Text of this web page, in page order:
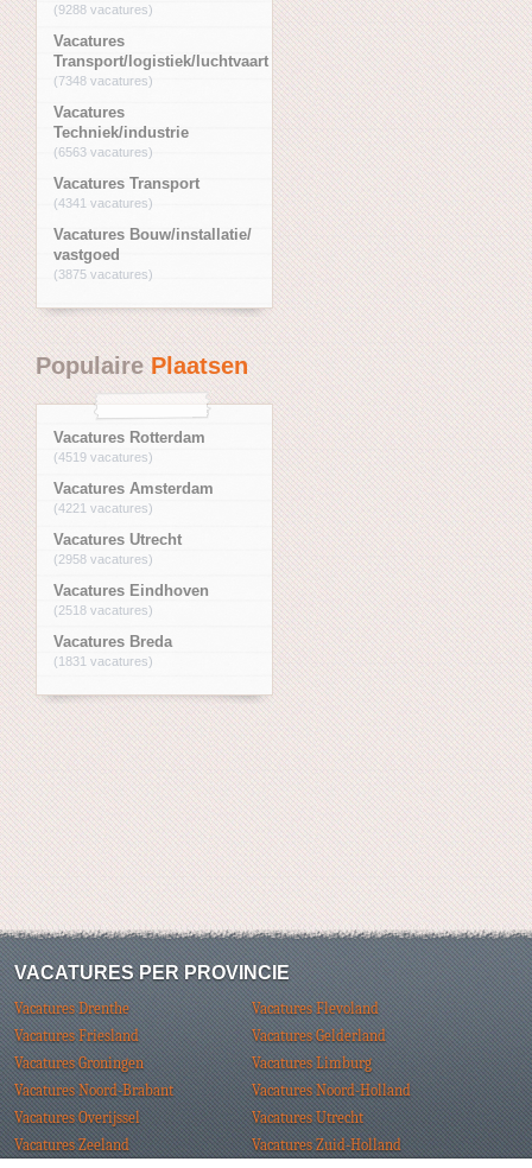
(9288 vacatures)
Vacatures
Transport/logistiek/luchtvaart
(7348 vacatures)
Vacatures
Techniek/industrie
(6563 vacatures)
Vacatures Transport
(4341 vacatures)
Vacatures Bouw/installatie/
vastgoed
(3875 vacatures)
PopulairePlaatsen
Vacatures Rotterdam
(4519 vacatures)
Vacatures Amsterdam
(4221 vacatures)
Vacatures Utrecht
(2958 vacatures)
Vacatures Eindhoven
(2518 vacatures)
Vacatures Breda
(1831 vacatures)
VACATURES PER PROVINCIE
Vacatures Drenthe
Vacatures Flevoland
Vacatures Friesland
Vacatures Gelderland
Vacatures Groningen
Vacatures Limburg
Vacatures Noord-Brabant
Vacatures Noord-Holland
Vacatures Overijssel
Vacatures Utrecht
Vacatures Zeeland
Vacatures Zuid-Holland